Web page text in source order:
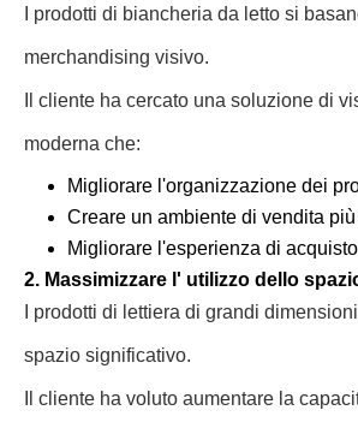
I prodotti di biancheria da letto si
merchandising visivo.
Il cliente ha cercato una soluzione di
moderna che:
Migliorare l'organizzazione dei
Creare un ambiente di vendita
Migliorare l'esperienza di
2. Massimizzare l' utilizzo dello
I prodotti di lettiera di grandi
spazio significativo.
Il cliente ha voluto aumentare la